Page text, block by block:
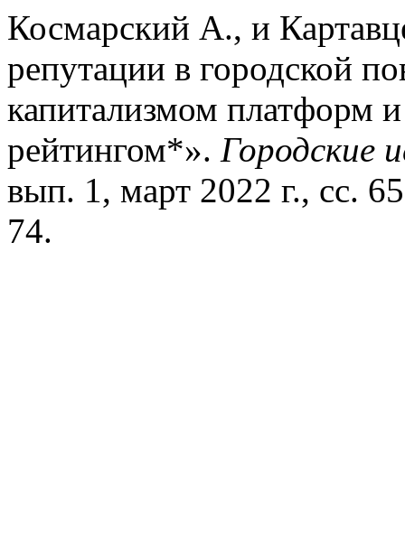
Космарский А., и
репутации в городской
капитализмом платформ
рейтингом*». Городские
вып. 1, март 2022 г., сс.
74.